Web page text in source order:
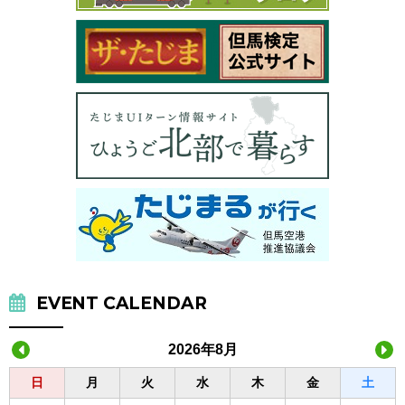
EVENT CALENDAR
2026年8月
日 月 火 水 木 金 土